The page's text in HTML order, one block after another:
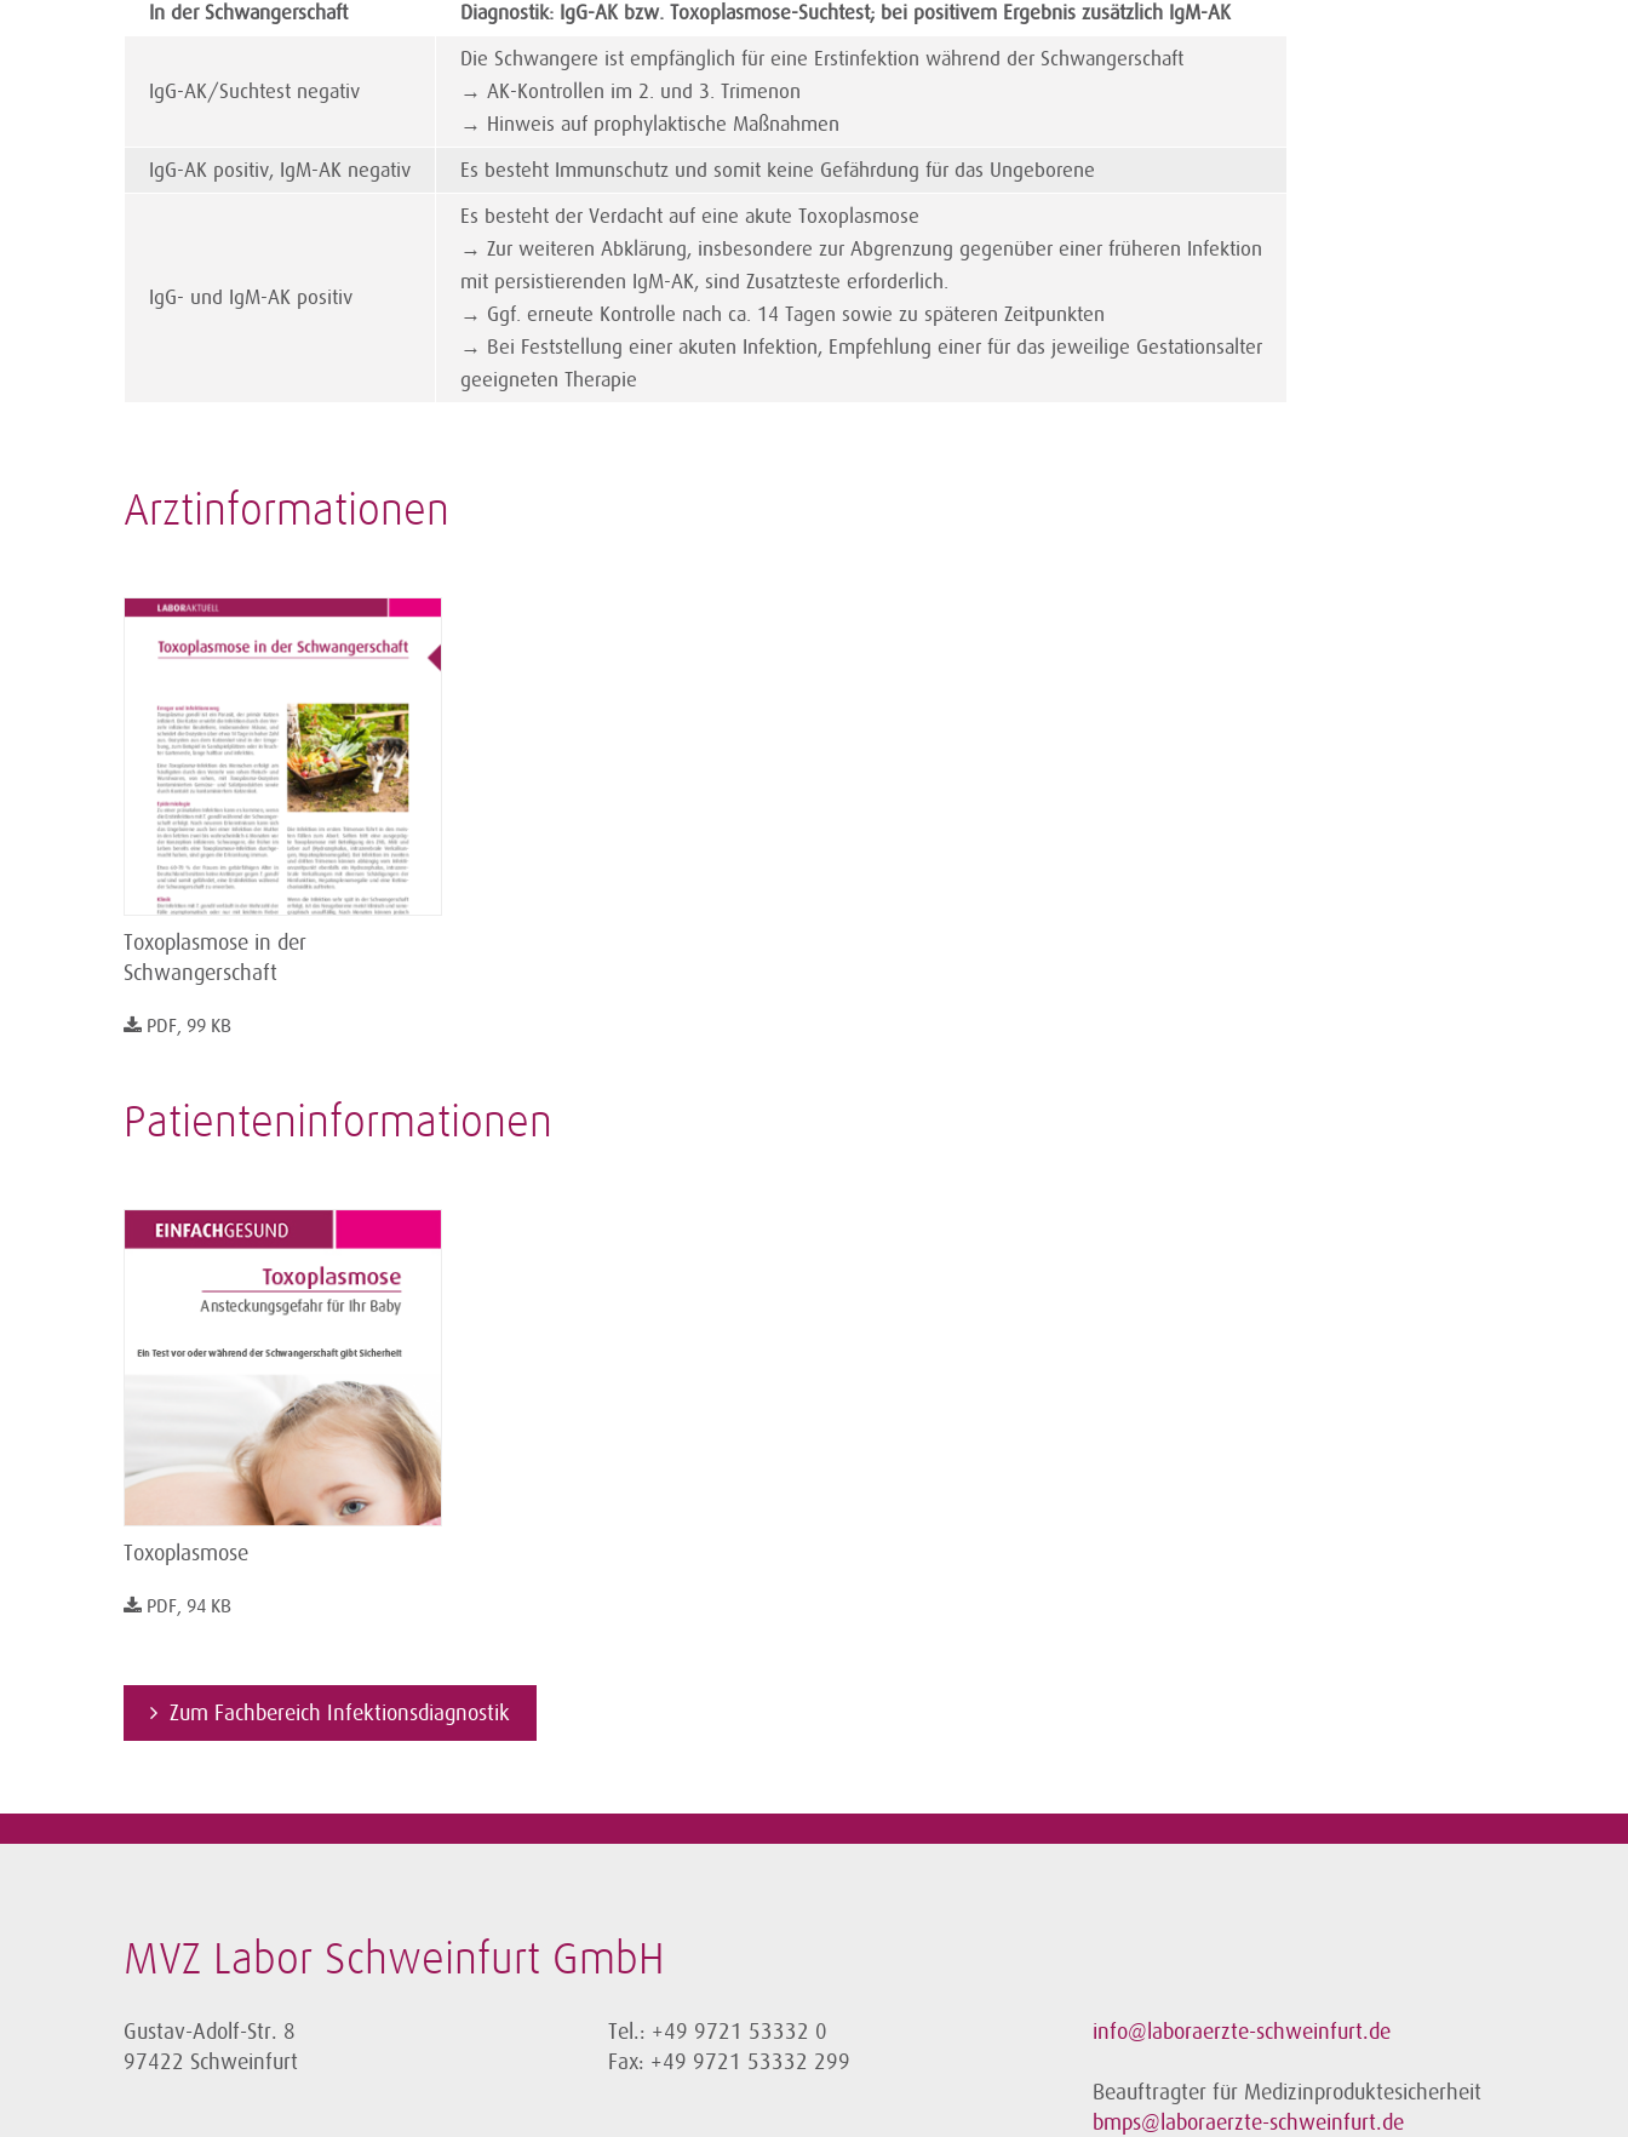
In der Schwangerschaft
Diagnostik: IgG-AK bzw. Toxoplasmose-Suchtest; bei positivem Ergebnis zusätzlich IgM-AK
IgG-AK/Suchtest negativ
Die Schwangere ist empfänglich für eine Erstinfektion während der Schwangerschaft
→ AK-Kontrollen im 2. und 3. Trimenon
→ Hinweis auf prophylaktische Maßnahmen
IgG-AK positiv, IgM-AK negativ
Es besteht Immunschutz und somit keine Gefährdung für das Ungeborene
IgG- und IgM-AK positiv
Es besteht der Verdacht auf eine akute Toxoplasmose
→ Zur weiteren Abklärung, insbesondere zur Abgrenzung gegenüber einer früheren Infektion
mit persistierenden IgM-AK, sind Zusatzteste erforderlich.
→ Ggf. erneute Kontrolle nach ca. 14 Tagen sowie zu späteren Zeitpunkten
→ Bei Feststellung einer akuten Infektion, Empfehlung einer für das jeweilige Gestationsalter
geeigneten Therapie
Arztinformationen
Toxoplasmose in der
Schwangerschaft
PDF, 99 KB
Patienteninformationen
Toxoplasmose
PDF, 94 KB
Zum Fachbereich Infektionsdiagnostik
MVZ Labor Schweinfurt GmbH
Gustav-Adolf-Str. 8
97422 Schweinfurt
Tel.: +49 9721 53332 0
Fax: +49 9721 53332 299
info@laboraerzte-schweinfurt.de
Beauftragter für Medizinproduktesicherheit
bmps@laboraerzte-schweinfurt.de